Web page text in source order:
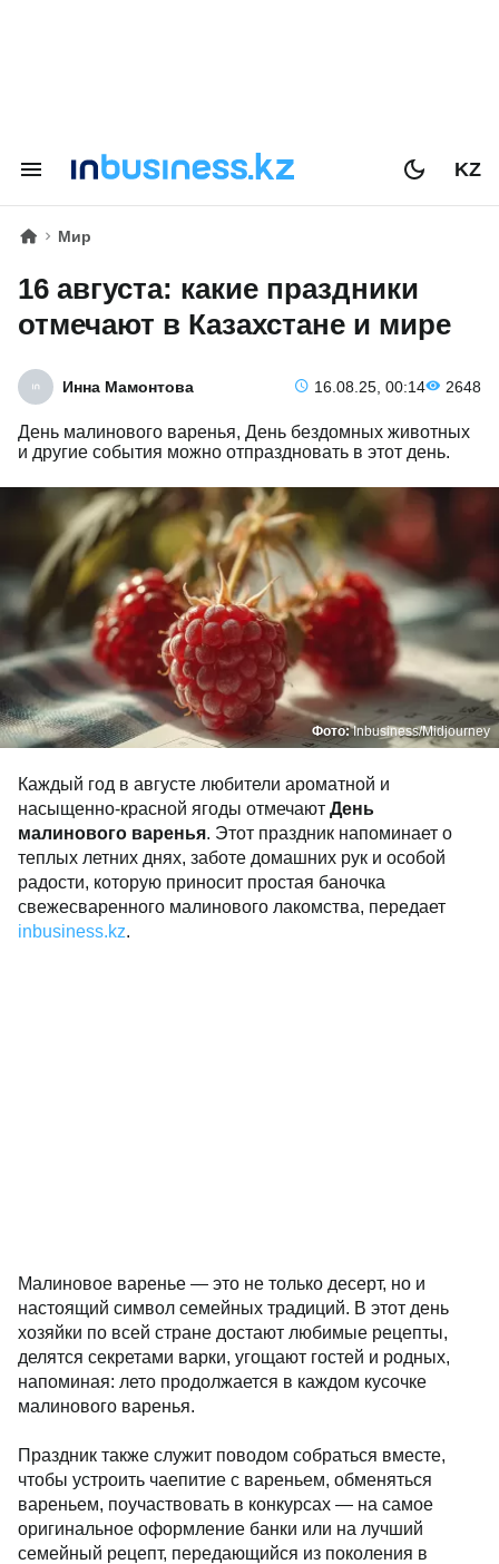
KZ
Мир
16 августа: какие праздники
отмечают в Казахстане и мире
Инна Мамонтова 16.08.25, 00:14 2648
День малинового варенья, День бездомных животных
и другие события можно отпраздновать в этот день.
Фото:Inbusiness/Midjourney
Каждый год в августе любители ароматной и
насыщенно-красной ягоды отмечают День
малинового варенья. Этот праздник напоминает о
теплых летних днях, заботе домашних рук и особой
радости, которую приносит простая баночка
свежесваренного малинового лакомства, передает
inbusiness.kz.
Малиновое варенье — это не только десерт, но и
настоящий символ семейных традиций. В этот день
хозяйки по всей стране достают любимые рецепты,
делятся секретами варки, угощают гостей и родных,
напоминая: лето продолжается в каждом кусочке
малинового варенья.
Праздник также служит поводом собраться вместе,
чтобы устроить чаепитие с вареньем, обменяться
вареньем, поучаствовать в конкурсах — на самое
оригинальное оформление банки или на лучший
семейный рецепт, передающийся из поколения в